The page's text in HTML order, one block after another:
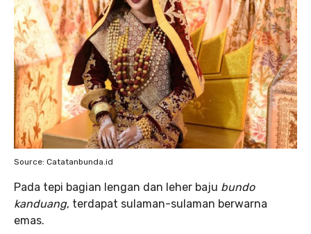
Source: Catatanbunda.id
Pada tepi bagian lengan dan leher baju bundo
kanduang, terdapat sulaman-sulaman berwarna
emas.